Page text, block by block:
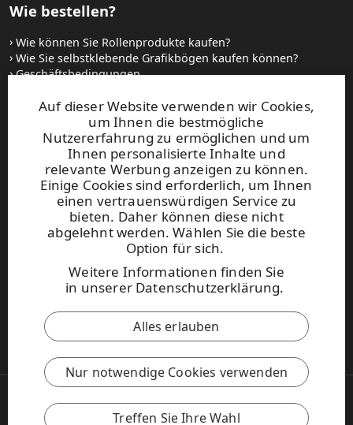
Auf dieser Website verwenden wir Cookies,
um Ihnen die bestmögliche
Nutzererfahrung zu ermöglichen und um
Ihnen personalisierte Inhalte und
relevante Werbung anzeigen zu können.
Einige Cookies sind erforderlich, um Ihnen
einen vertrauenswürdigen Service zu
bieten. Daher können diese nicht
abgelehnt werden. Wählen Sie die beste
Option für sich.
Weitere Informationen finden Sie
in unserer Datenschutzerklärung.
Alles erlauben
Nur notwendige Cookies verwenden
Treffen Sie Ihre Wahl
Wie bestellen?
Wie können Sie Rollenprodukte kaufen?
Wie Sie selbstklebende Grafikbögen kaufen können?
Geschäftsbedingungen
Websites und kontakt
UPM Raflatac Graphics Solutions
UPM Raflatac Office Products
UPM Raflatac Industrial Removables
Kontakt
Diese Seite ist durch reCAPTCHA
geschützt.DatenschutzerklärungundNutzungsbedingungen
UPM Verhaltenskodex
Copyright © 2026 UPM
UPM Global